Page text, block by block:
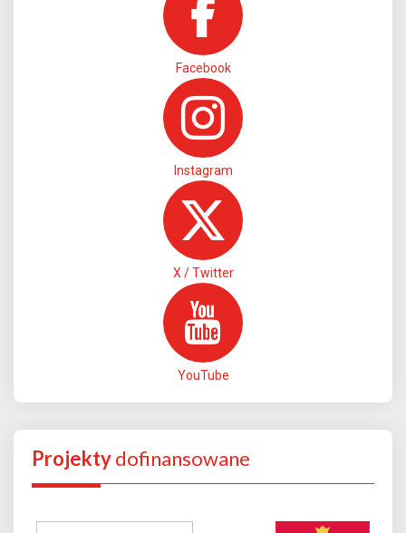
Facebook
Instagram
X / Twitter
YouTube
Projektydofinansowane